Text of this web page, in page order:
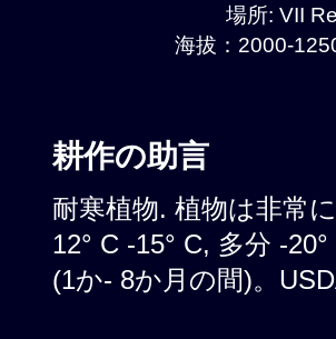
場所: VII
海拔：2000-
耕作の助言
耐寒植物. 植物は非常
12° C -15° C, 多分 -
(1か- 8か月の間)。